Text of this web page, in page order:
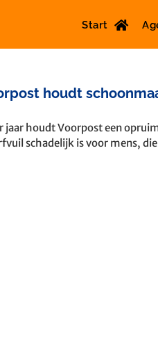
Start
houdt
jaar houdt Voorpost een
schadelijk is voor mens,